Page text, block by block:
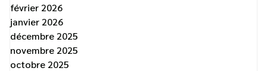
février 2026
janvier 2026
décembre 2025
novembre 2025
octobre 2025